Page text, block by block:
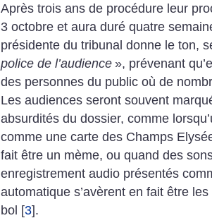
Après trois ans de procédure leur
3 octobre et aura duré quatre
présidente du tribunal donne le ton,
police de l’audience », prévenant
des personnes du public où de
Les audiences seront souvent
absurdités du dossier, comme
comme une carte des Champs
fait être un mème, ou quand des
enregistrement audio présentés
automatique s’avèrent en fait être
bol [3].